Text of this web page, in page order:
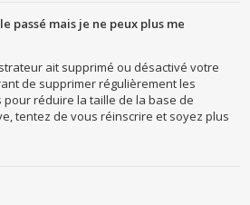
passé mais je ne peux plus me
ait supprimé ou désactivé votre
de supprimer régulièrement les
réduire la taille de la base de
tentez de vous réinscrire et soyez plus